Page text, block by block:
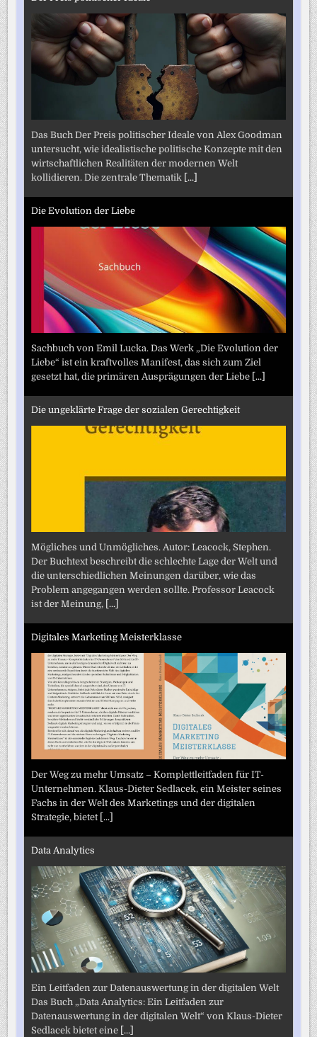
Das Buch Der Preis politischer Ideale von Alex Goodman
untersucht, wie idealistische politische Konzepte mit den
wirtschaftlichen Realitäten der modernen Welt
kollidieren. Die zentrale Thematik [...]
Die Evolution der Liebe
Sachbuch von Emil Lucka. Das Werk „Die Evolution der
Liebe“ ist ein kraftvolles Manifest, das sich zum Ziel
gesetzt hat, die primären Ausprägungen der Liebe [...]
Die ungeklärte Frage der sozialen Gerechtigkeit
Mögliches und Unmögliches. Autor: Leacock, Stephen.
Der Buchtext beschreibt die schlechte Lage der Welt und
die unterschiedlichen Meinungen darüber, wie das
Problem angegangen werden sollte. Professor Leacock
ist der Meinung, [...]
Digitales Marketing Meisterklasse
Der Weg zu mehr Umsatz – Komplettleitfaden für IT-
Unternehmen. Klaus-Dieter Sedlacek, ein Meister seines
Fachs in der Welt des Marketings und der digitalen
Strategie, bietet [...]
Data Analytics
Ein Leitfaden zur Datenauswertung in der digitalen Welt
Das Buch „Data Analytics: Ein Leitfaden zur
Datenauswertung in der digitalen Welt“ von Klaus-Dieter
Sedlacek bietet eine [...]